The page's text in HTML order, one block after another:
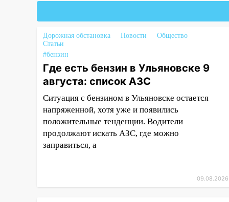
восстановили трамвайную и
троллейбусную
инфраструктуру после шторма.
08:19
Внимание! В
Цильнинском районе пропал
67-летний мужчина
08:11 На Ульяновск снова
надвигается непогода
07:30 Евро-3 вместо Евро-5:
что означают классы бензина и
Дорожная обстановка Новости
Общество
Статьи
#бензин
Где есть бензин в Ульяновске 9
августа: список АЗС
Ситуация с бензином в Ульяновске остается
напряженной, хотя уже и появились
положительные тенденции. Водители
продолжают искать АЗС, где можно
заправиться, а
09.08.2026